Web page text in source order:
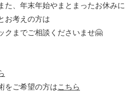
た、年末年始やまとまったお休みに
お考えの方は
クまでご相談くださいませ🤗
をご希望の方はこちら